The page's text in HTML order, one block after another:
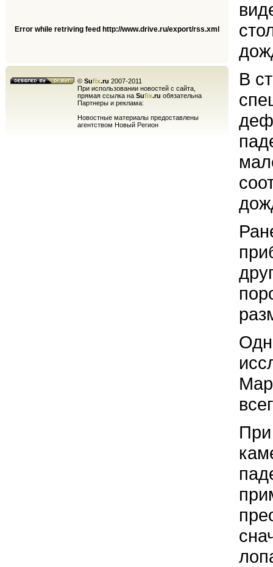
Error while retriving feed http://www.drive.ru/export/rss.xml
© Sufix.ru 2007-2011
При использовании новостей с сайта,
прямая ссылка на Sufix.ru обязательна
Партнеры и реклама:
Новостные материалы предоставлены
агентством Новый Регион
В